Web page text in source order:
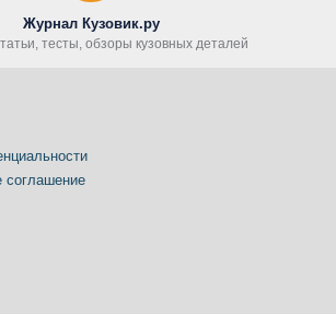
Журнал Кузовик.ру
тесты, обзоры кузовных деталей
соглашение